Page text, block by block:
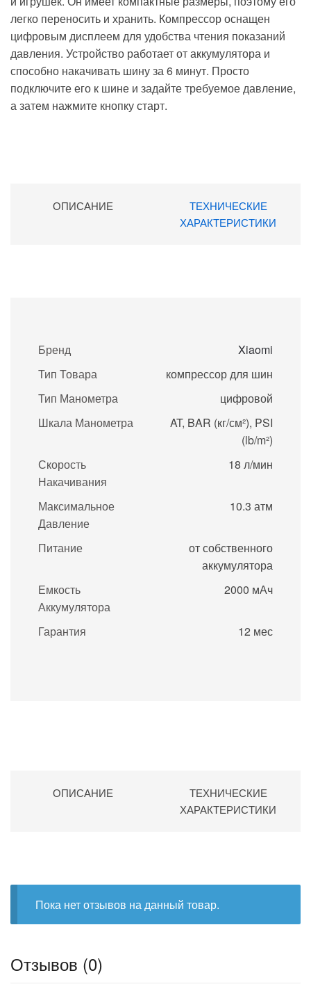
легко переносить и хранить. Компрессор оснащен
цифровым дисплеем для удобства чтения показаний
давления. Устройство работает от аккумулятора и
способно накачивать шину за 6 минут. Просто
подключите его к шине и задайте требуемое давление,
а затем нажмите кнопку старт.
ОПИСАНИЕ
ТЕХНИЧЕСКИЕ
ХАРАКТЕРИСТИКИ
Бренд
Xiaomi
Тип Товара
компрессор для шин
Тип Манометра
цифровой
Шкала Манометра
AT, BAR (кг/см²), PSI
(lb/m²)
Скорость
Накачивания
18 л/мин
Максимальное
Давление
10.3 атм
Питание
от собственного
аккумулятора
Емкость
Аккумулятора
2000 мАч
Гарантия 12 мес
ОПИСАНИЕ
ТЕХНИЧЕСКИЕ
ХАРАКТЕРИСТИКИ
Пока нет отзывов на данный товар.
Отзывов (0)